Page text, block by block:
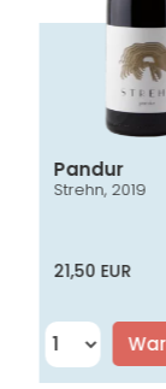
Pandur
Strehn, 2019
21,50 EUR